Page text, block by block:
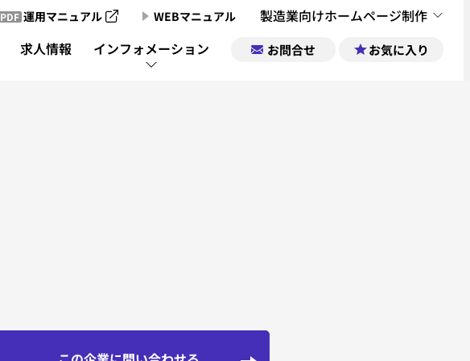
PDF 運用マニュアル WEBマニュアル
製造業向けホームページ制作
製造業向けホームページ制作のご案内
求人情報 インフォメーション
運営会社
お問合せ お気に入り